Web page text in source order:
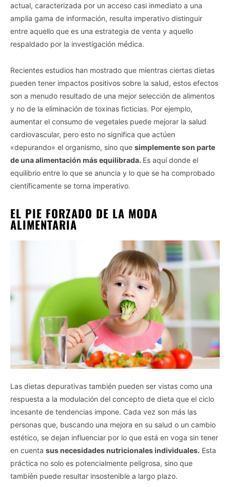
Vida.es - Do Not Process My Personal Information
If you wish to opt-out of the sale, sharing to third parties, or
processing of your personal or sensitive information for
section to confirm your selection. Please note that after your
opt-out request is processed you may continue seeing
interest-based ads based on personal information utilized by
us or personal information disclosed to third parties prior to
your opt-out. You may separately opt-out of the further
disclosure of your personal information by third parties on the
IAB’s list of downstream participants. This information may
actual, caracterizada por un acceso casi inmediato a una
amplia gama de información, resulta imperativo distinguir
entre aquello que es una estrategia de venta y aquello
respaldado por la investigación médica.
Recientes estudios han mostrado que mientras ciertas dietas
pueden tener impactos positivos sobre la salud, estos efectos
son a menudo resultado de una mejor selección de alimentos
y no de la eliminación de toxinas ficticias. Por ejemplo,
aumentar el consumo de vegetales puede mejorar la salud
cardiovascular, pero esto no significa que actúen
«depurando» el organismo, sino que simplemente son parte
de una alimentación más equilibrada. Es aquí donde el
equilibrio entre lo que se anuncia y lo que se ha comprobado
científicamente se torna imperativo.
EL PIE FORZADO DE LA MODA
ALIMENTARIA
Las dietas depurativas también pueden ser vistas como una
respuesta a la modulación del concepto de dieta que el ciclo
incesante de tendencias impone. Cada vez son más las
personas que, buscando una mejora en su salud o un cambio
estético, se dejan influenciar por lo que está en voga sin tener
en cuenta sus necesidades nutricionales individuales. Esta
práctica no solo es potencialmente peligrosa, sino que
también puede resultar insostenible a largo plazo.